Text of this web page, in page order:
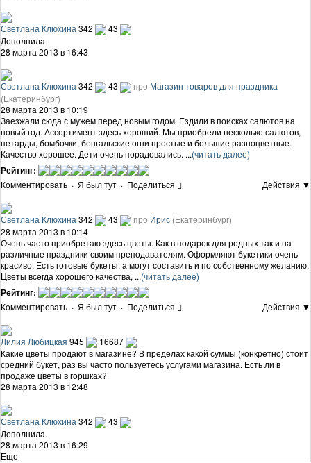
Светлана Клюхина 342
43
Дополнила
28 марта 2013 в 16:43
Светлана Клюхина342 43 про Магазин товаров для праздника
(Екатеринбург)
28 марта 2013 в 10:19
Заезжали сюда с мужем перед новым годом. Ездили в поисках салютов на
новый год. Ассортимент здесь хороший. Мы приобрели несколько салютов,
петарды, бомбочки, бенгальские огни простые и большие разноцветные.
Качество хорошее. Дети очень порадовались. ...(читать далее)
Рейтинг:
Комментировать · Я был тут · Поделиться Действия ▼
Светлана Клюхина 342 43 про Ирис (Екатеринбург)
28 марта 2013 в 10:14
Очень часто приобретаю здесь цветы. Как в подарок для родных так и на
различные праздники своим преподавателям. Оформляют букетики очень
красиво. Есть готовые букеты, а могут составить и по собственному желанию.
Цветы всегда хорошего качества, ...(читать далее)
Рейтинг:
Комментировать · Я был тут · Поделиться Действия ▼
Лилия Любицкая 945
16687
Какие цветы продают в магазине? В пределах какой суммы (конкретно) стоит
средний букет, раз вы часто пользуетесь услугами магазина. Есть ли в
продаже цветы в горшках?
28 марта 2013 в 12:48
Светлана Клюхина 342
43
Дополнила.
28 марта 2013 в 16:29
Еще